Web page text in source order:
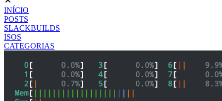
INÍCIO
POSTS
SLACKBUILDS
ISOS
CATEGORIAS